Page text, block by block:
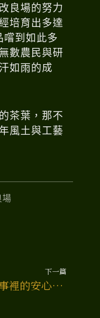
良場的努力
培育出多達
到如此多
數農民與研
如雨的成
茶葉，那不
風土與工藝
場
下一篇
日常茶事裡的安心學：破除農藥殘留迷思，找回喝茶的從容